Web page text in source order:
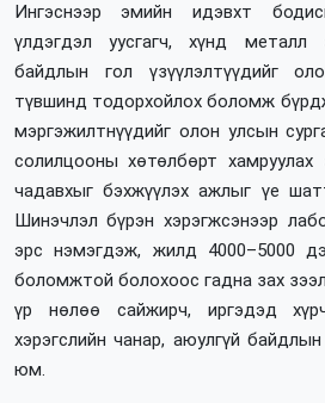
Ингэснээр эмийн идэвхт
үлдэгдэл уусгагч, хүнд металл
байдлын гол үзүүлэлтүүдийг
түвшинд тодорхойлох боломж
мэргэжилтнүүдийг олон улсын
солилцооны хөтөлбөрт хамруулах
чадавхыг бэхжүүлэх ажлыг үе
Шинэчлэл бүрэн хэрэгжсэнээр
эрс нэмэгдэж, жилд 4000–5000
боломжтой болохоос гадна зах
үр нөлөө сайжирч, иргэдэд
хэрэгслийн чанар, аюулгүй
юм.